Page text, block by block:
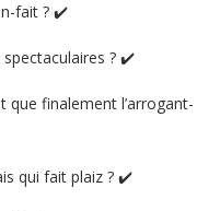
fait ? ✔️
spectaculaires ? ✔️
que finalement l’arrogant-
qui fait plaiz ? ✔️